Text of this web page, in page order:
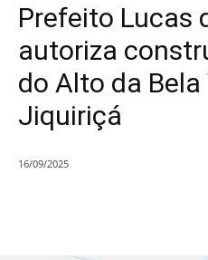
Prefeito Lucas
autoriza
do Alto da
Jiquiriçá
16/09/2025